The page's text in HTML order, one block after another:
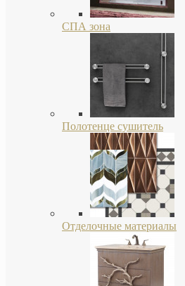
СПА зона
Полотенце сушитель
Отделочные материалы